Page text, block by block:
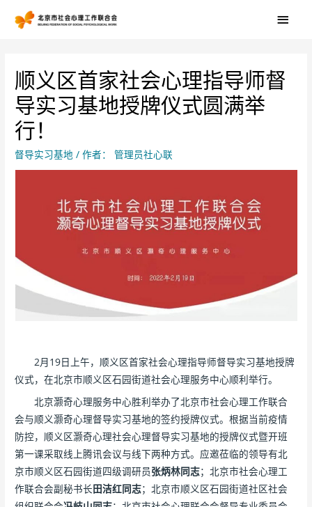
顺义区首家社会心理指导师督
导实习基地授牌仪式圆满举
行！
督导实习基地 / 作者： 管理员社心联
2月19日上午，顺义区首家社会心理指导师督导实习基地授牌
仪式，在北京市顺义区石园街道社会心理服务中心顺利举行。
北京灏奇心理服务中心胜利举办了北京市社会心理工作联合
会与顺义灏奇心理督导实习基地的签约授牌仪式。根据当前疫情
防控，顺义区灏奇心理社会心理督导实习基地的授牌仪式暨开班
第一课采取线上腾讯会议与线下两种方式。应邀莅临的领导有北
京市顺义区石园街道四级调研员张炳林同志；北京市社会心理工
作联合会副秘书长田洁红同志；北京市顺义区石园街道社区社会